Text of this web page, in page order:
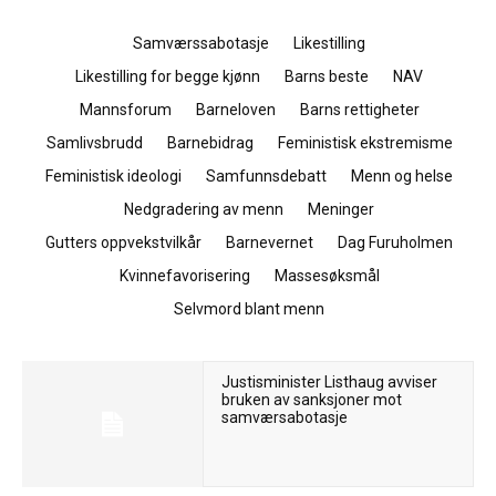
Samværssabotasje
Likestilling
Likestilling for begge kjønn
Barns beste
NAV
Mannsforum
Barneloven
Barns rettigheter
Samlivsbrudd
Barnebidrag
Feministisk ekstremisme
Feministisk ideologi
Samfunnsdebatt
Menn og helse
Nedgradering av menn
Meninger
Gutters oppvekstvilkår
Barnevernet
Dag Furuholmen
Kvinnefavorisering
Massesøksmål
Selvmord blant menn
Justisminister Listhaug avviser
bruken av sanksjoner mot
samværsabotasje